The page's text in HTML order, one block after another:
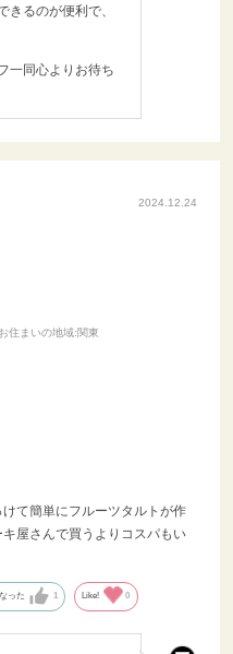
きるのが便利で、
一同心よりお待ち
2024.12.24
お住まいの地域:関東
て簡単にフルーツタルトが作
屋さんで買うよりコスパもい
った 1 Like! 0